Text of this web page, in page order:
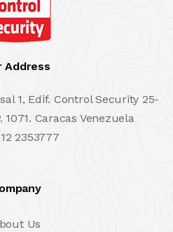
Address
1, Edif. Control Security 25-
1071. Caracas Venezuela
2353777
Us